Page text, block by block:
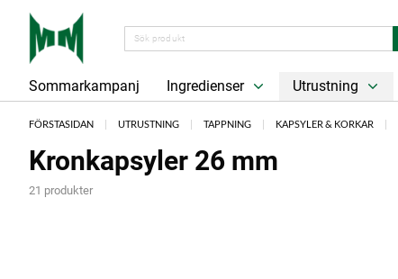
Sommarkampanj Ingredienser Utrustning
FÖRSTASIDAN UTRUSTNING TAPPNING KAPSYLER & KORKAR
Kronkapsyler 26 mm
21 produkter